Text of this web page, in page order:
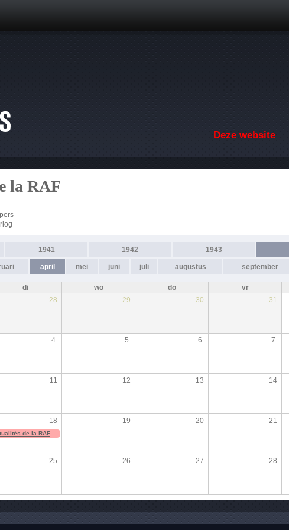
Deze website
la RAF
1941 1942 1943
april mei juni juli augustus september
di wo do vr
28 29 30 31
4 5 6 7
11 12 13 14
18 19 20 21
de la RAF
25 26 27 28